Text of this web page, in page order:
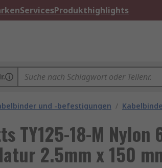
ServicesProdukthighlights
und -befestigungen /
TY125-18-M
2.5mm x 150